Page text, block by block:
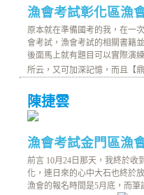
漁會考試彰化區漁
原本就在準備國考的我，在一
會考試，漁會考試的相關書籍
後面馬上就有題目可以實際演
所云，又可加深記憶，而且【
陳捷雲
漁會考試金門區漁
前言 10月24日那天，我終於
化，連日來的心中大石也終於
漁會的報名時間是5月底，而